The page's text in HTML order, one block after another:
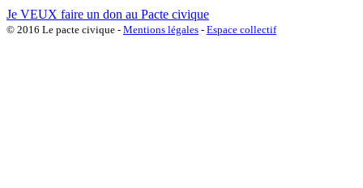
Je VEUX faire un don au Pacte civique
© 2016 Le pacte civique - Mentions légales - Espace collectif